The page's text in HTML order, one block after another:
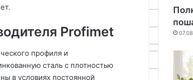
Profimet
профиля и
сталь с плотностью
в условиях постоянной